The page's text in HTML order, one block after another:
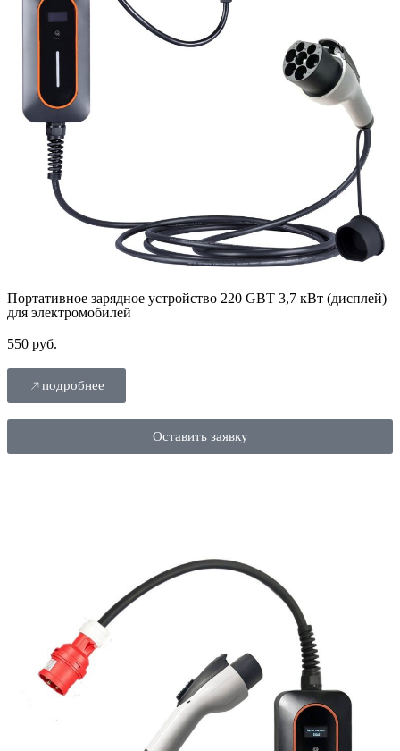
Портативное зарядное устройство 220 GBT 3,7 кВт (дисплей)
для электромобилей
550 руб.
подробнее
Оставить заявку